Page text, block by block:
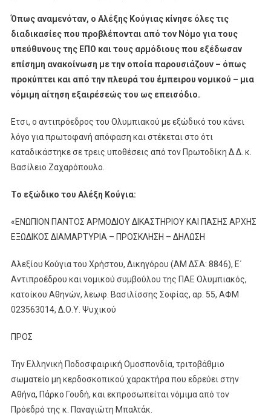
Όπως αναμενόταν, ο Αλέξης Κούγιας κίνησε όλες τις
διαδικασίες που προβλέπονται από τον Νόμο για τους
υπεύθυνους της ΕΠΟ και τους αρμόδιους που εξέδωσαν
επίσημη ανακοίνωση με την οποία παρουσιάζουν – όπως
προκύπτει και από την πλευρά του έμπειρου νομικού – μια
νόμιμη αίτηση εξαιρέσεώς του ως επεισόδιο.
Ετσι, ο αντιπρόεδρος του Ολυμπιακού με εξώδικό του κάνει
λόγο για πρωτοφανή απόφαση και στέκεται στο ότι
καταδικάστηκε σε τρεις υποθέσεις από τον Πρωτοδίκη Δ.Δ. κ.
Βασίλειο Ζαχαρόπουλο.
Το εξώδικο του Αλέξη Κούγια:
«ΕΝΩΠΙΟΝ ΠΑΝΤΟΣ ΑΡΜΟΔΙΟΥ ΔΙΚΑΣΤΗΡΙΟΥ ΚΑΙ ΠΑΣΗΣ ΑΡΧΗΣ
ΕΞΩΔΙΚΟΣ ΔΙΑΜΑΡΤΥΡΙΑ – ΠΡΟΣΚΛΗΣΗ – ΔΗΛΩΣΗ
Αλεξίου Κούγια του Χρήστου, Δικηγόρου (ΑΜ ΔΣΑ: 8846), Ε΄
Αντιπροέδρου και νομικού συμβούλου της ΠΑΕ Ολυμπιακός,
κατοίκου Αθηνών, λεωφ. Βασιλίσσης Σοφίας, αρ. 55, ΑΦΜ
023563014, Δ.Ο.Υ. Ψυχικού
ΠΡΟΣ
Την Ελληνική Ποδοσφαιρική Ομοσπονδία, τριτοβάθμιο
σωματείο μη κερδοσκοπικού χαρακτήρα που εδρεύει στην
Αθήνα, Πάρκο Γουδή, και εκπροσωπείται νόμιμα από τον
Πρόεδρό της κ. Παναγιώτη Μπαλτάκ.